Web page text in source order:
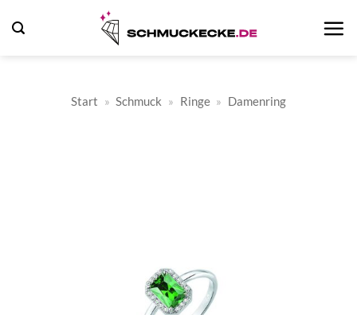
Inhalt
Start » Schmuck » Ringe » Damenring